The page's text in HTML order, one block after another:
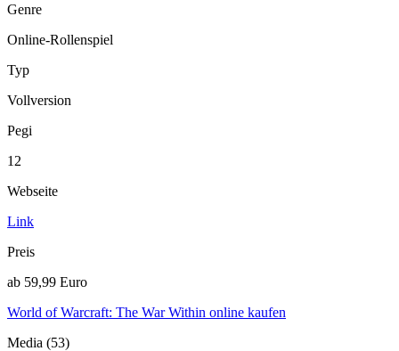
Genre
Online-Rollenspiel
Typ
Vollversion
Pegi
12
Webseite
Link
Preis
ab 59,99 Euro
World of Warcraft: The War Within online kaufen
Media (53)